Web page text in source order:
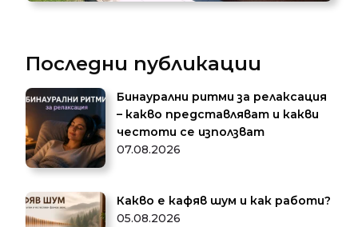
Последни публикации
Бинаурални ритми за релаксация
– какво представляват и какви
честоти се използват
07.08.2026
Какво е кафяв шум и как работи?
05.08.2026